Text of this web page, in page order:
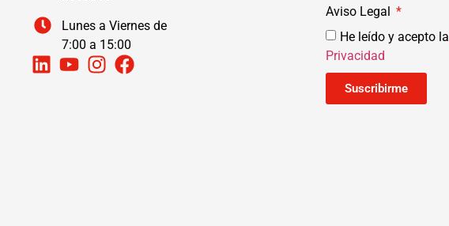
Lunes a Viernes de
7:00 a 15:00
Aviso Legal
He leído y acepto la
Privacidad
Suscribirme